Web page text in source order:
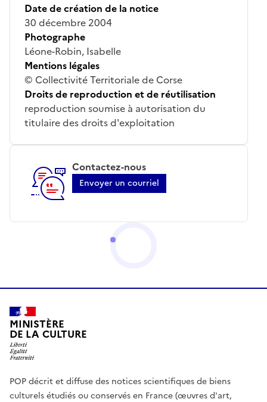
Date de création de la notice
30 décembre 2004
Photographe
Léone-Robin, Isabelle
Mentions légales
© Collectivité Territoriale de Corse
Droits de reproduction et de réutilisation
reproduction soumise à autorisation du
titulaire des droits d'exploitation
Contactez-nous
Envoyer un courriel
MINISTÈRE
DE LA CULTURE
POP décrit et diffuse des notices scientifiques de biens
culturels étudiés ou conservés en France (œuvres d'art,